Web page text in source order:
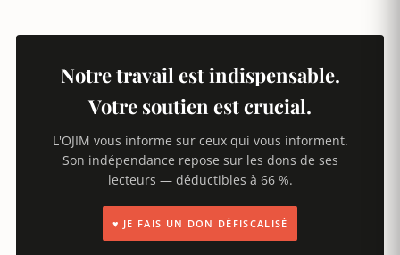
Notre travail est indispensable.
Votre soutien est crucial.
L'OJIM vous informe sur ceux qui vous informent.
Son indépendance repose sur les dons de ses
lecteurs — déductibles à 66 %.
♥ JE FAIS UN DON DÉFISCALISÉ